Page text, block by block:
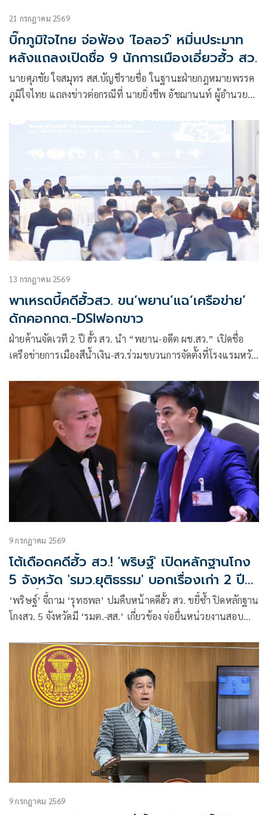
21 กรกฎาคม 2569
บิ๊กภูมิใจไทย จ่อฟ้อง 'ไอลอว์' หมิ่นประมาท
หลังแถลงเปิดชื่อ 9 นักการเมืองเอี่ยวฮั้ว สว.
นายศุภชัย ใจสมุทร สส.บัญชีรายชื่อ ในฐานะฝ่ายกฎหมายพรรค
ภูมิใจไทย แถลงข่าวต่อกรณีที่ นายยิ่งชีพ อัชฌานนท์ ผู้อำนวย
ฐานเกี่ยวกับคดีฮั้วเลือก สว. ให้นายพริษฐ์ วัชรสินธุ สส.บัญชีราย
ชื่อ และรองหัวหน้าพรรคประชาชน ในฐานะประธานคณะ
13 กรกฎาคม 2569
พาเหรดบี้คดีฮั้วสว. ขน‘พยาน’แฉ‘เครือข่าย’
ดักคอกกต.-DSIฟอกขาว
ฝ่ายค้านจัดเวที 2 ปี ฮั้ว สว. นำ “พยาน-อดีต ผช.สว.” เปิดชื่อ
เครือข่ายการเมืองสีน้ำเงิน-สว.ร่วมขบวนการจัดตั้งที่โรงแรมหวัง
9 กรกฎาคม 2569
โต้เดือดคดีฮั้ว สว.! 'พริษฐ์' เปิดหลักฐานโกง
5 จังหวัด 'รมว.ยุติธรรม' บอกเรื่องเก่า 2 ปี
เพิ่งตั้งกระทู้ถาม
‘พริษฐ์’ จี้ถาม ‘รุทธพล’ ปมคืบหน้าคดีฮั้ว สว. ขยี้ซ้ำ ปิดหลักฐาน
โกงสว. 5 จังหวัดมี ‘รมต.-สส.’ เกี่ยวข้อง จ่อยื่นหน่วยงานสอบ
บังคับ เว้นช่องไม่ให้ตอบ หากไม่สมควรเปิดเผย
9 กรกฎาคม 2569